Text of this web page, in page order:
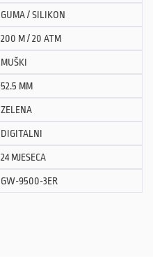
GUMA / SILIKON
200 M / 20 ATM
MUŠKI
52.5 MM
ZELENA
DIGITALNI
24 MJESECA
GW-9500-3ER